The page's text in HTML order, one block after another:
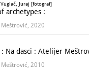
Juraj [fotograf]
archetypes :
2020
: Na dasci : Atelijer
2010